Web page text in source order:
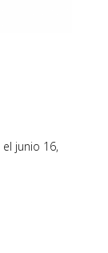
el junio 16,